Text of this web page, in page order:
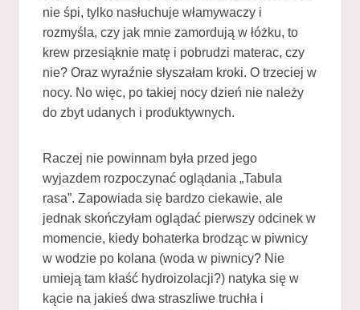
nie śpi, tylko nasłuchuje włamywaczy i
rozmyśla, czy jak mnie zamordują w łóżku, to
krew przesiąknie matę i pobrudzi materac, czy
nie? Oraz wyraźnie słyszałam kroki. O trzeciej w
nocy. No więc, po takiej nocy dzień nie należy
do zbyt udanych i produktywnych.
Raczej nie powinnam była przed jego
wyjazdem rozpoczynać oglądania „Tabula
rasa”. Zapowiada się bardzo ciekawie, ale
jednak skończyłam oglądać pierwszy odcinek w
momencie, kiedy bohaterka brodząc w piwnicy
w wodzie po kolana (woda w piwnicy? Nie
umieją tam kłaść hydroizolacji?) natyka się w
kącie na jakieś dwa straszliwe truchła i